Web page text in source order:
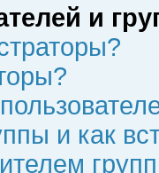
и
и как